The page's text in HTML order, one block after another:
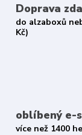
Doprava
do alzaboxů
Kč)
oblíbený e-
více než 1400